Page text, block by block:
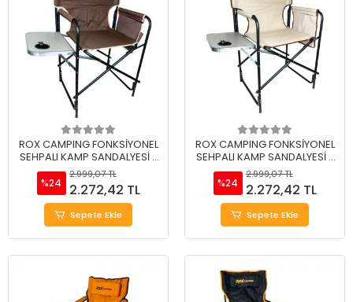
ROX CAMPING FONKSİYONEL
SEHPALI KAMP SANDALYESİ -
KAHVERENGİ
%24
2.999,07 TL
2.272,42 TL
Sepete Ekle
ROX CAMPING FONKSİYONEL
SEHPALI KAMP SANDALYESİ -
BEJ
%24
2.999,07 TL
2.272,42 TL
Sepete Ekle